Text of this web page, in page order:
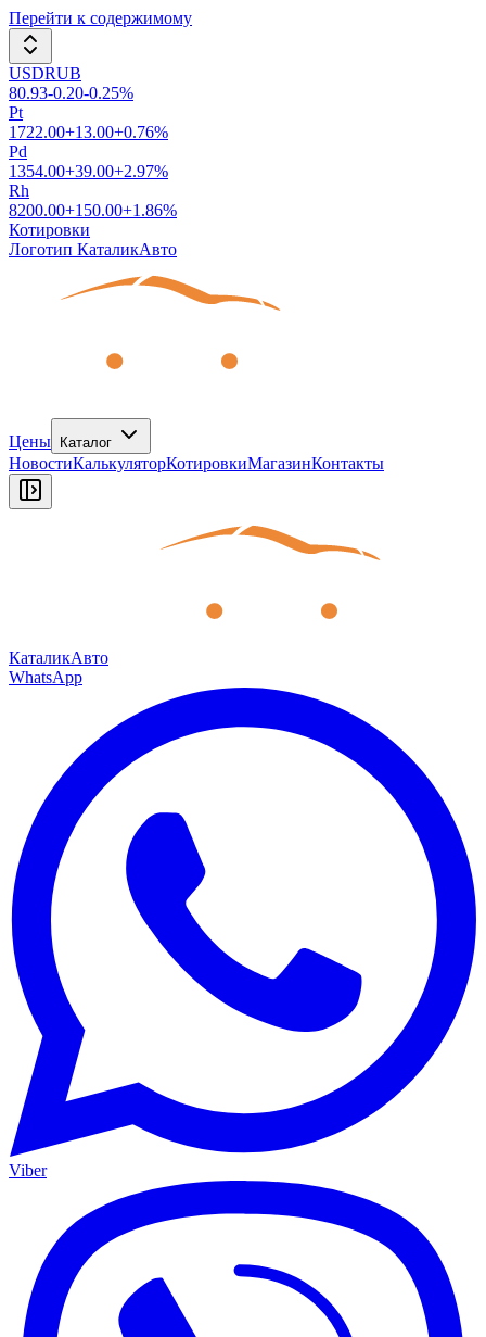
Перейти к содержимому
USDRUB
80.93-0.20-0.25%
Pt
1722.00+13.00+0.76%
Pd
1354.00+39.00+2.97%
Rh
8200.00+150.00+1.86%
Котировки
Логотип КаталикАвто
Цены Каталог
НовостиКалькуляторКотировкиМагазинКонтакты
КаталикАвто
WhatsApp
Viber